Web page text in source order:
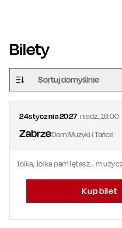
Bilety
Sortuj domyślnie
24stycznia2027 niedz.,16:00
ZabrzeDom Muzyki i Tańca
Jolka, Jolka pamiętasz…
Kup bilet